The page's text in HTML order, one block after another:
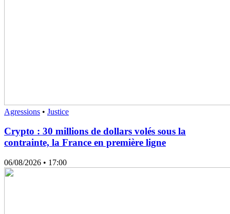
Agressions • Justice
Crypto : 30 millions de dollars volés sous la
contrainte, la France en première ligne
06/08/2026 • 17:00